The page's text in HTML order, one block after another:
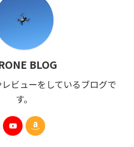
BLOG
ビューをしているブログで
す。